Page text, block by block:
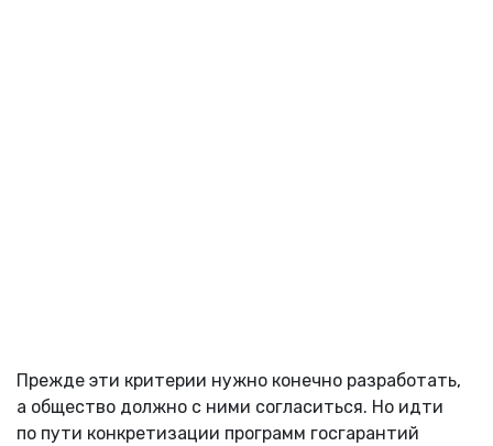
Прежде эти критерии нужно конечно разработать,
а общество должно с ними согласиться. Но идти
по пути конкретизации программ госгарантий